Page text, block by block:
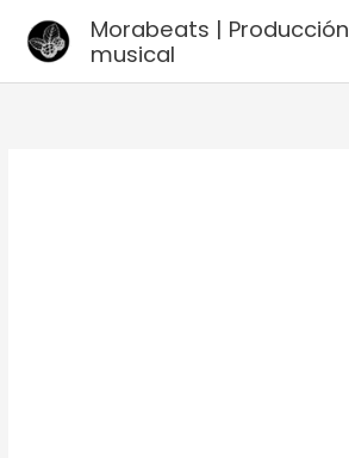
Morabeats | Producción
musical